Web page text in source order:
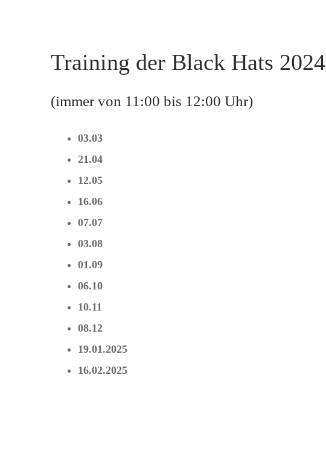
Training der Black Hats 2024
(immer von 11:00 bis 12:00 Uhr)
03.03
21.04
12.05
16.06
07.07
03.08
01.09
06.10
10.11
08.12
19.01.2025
16.02.2025